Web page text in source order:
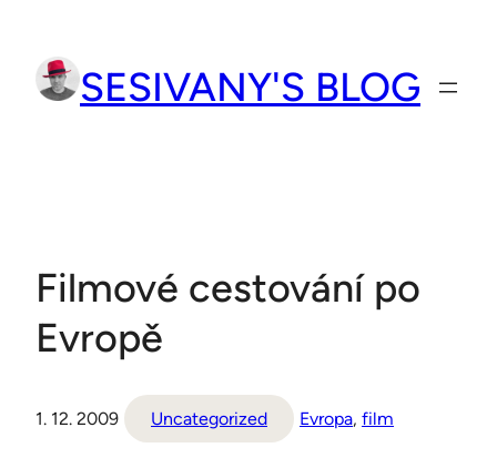
obsah
SESIVANY'S BLOG
Filmové cestování po
Evropě
1. 12. 2009 Uncategorized Evropa, film